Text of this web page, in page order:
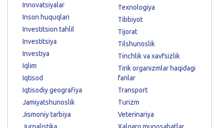
Innovatsiyalar
Inson huquqlari
Investitsion tahlil
Investitsiya
Investiya
Iqlim
Iqtisod
Iqtisodiy geografiya
Jamiyatshunoslik
Jismoniy tarbiya
Texnologiya
Tibbiyot
Tijorat
Tilshunoslik
Tinchlik va xavfsizlik
Tirik organizmlar haqidagi
fanlar
Transport
Turizm
Veterinariya